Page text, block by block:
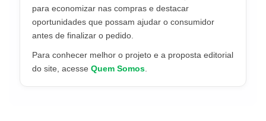
para economizar nas compras e destacar
oportunidades que possam ajudar o consumidor
antes de finalizar o pedido.
Para conhecer melhor o projeto e a proposta editorial
do site, acesse Quem Somos